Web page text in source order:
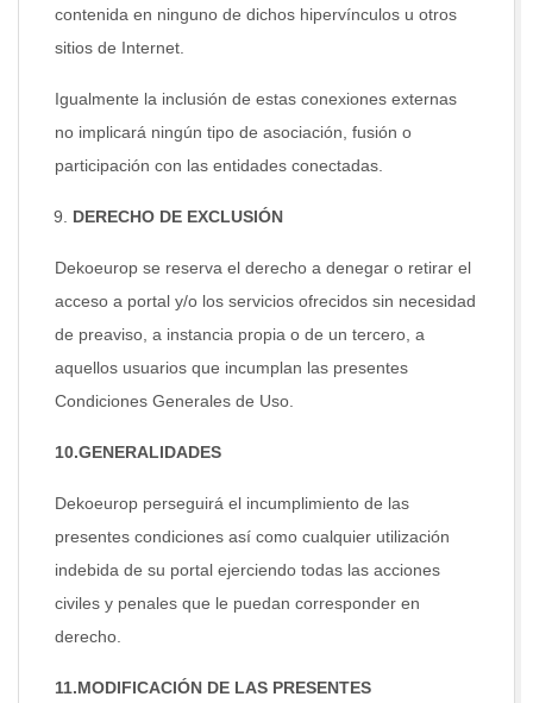
contenida en ninguno de dichos hipervínculos u otros
sitios de Internet.
Igualmente la inclusión de estas conexiones externas
no implicará ningún tipo de asociación, fusión o
participación con las entidades conectadas.
DERECHO DE EXCLUSIÓN
Dekoeurop se reserva el derecho a denegar o retirar el
acceso a portal y/o los servicios ofrecidos sin necesidad
de preaviso, a instancia propia o de un tercero, a
aquellos usuarios que incumplan las presentes
Condiciones Generales de Uso.
10.GENERALIDADES
Dekoeurop perseguirá el incumplimiento de las
presentes condiciones así como cualquier utilización
indebida de su portal ejerciendo todas las acciones
civiles y penales que le puedan corresponder en
derecho.
11.MODIFICACIÓN DE LAS PRESENTES